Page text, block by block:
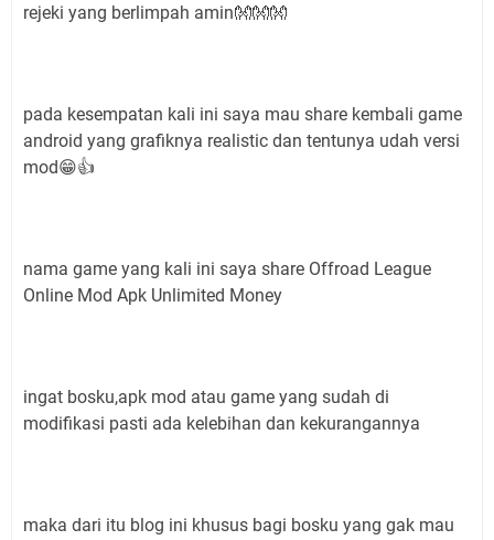
rejeki yang berlimpah amin👐👐👐
pada kesempatan kali ini saya mau share kembali game
android yang grafiknya realistic dan tentunya udah versi
mod😁👍
nama game yang kali ini saya share Offroad League
Online Mod Apk Unlimited Money
ingat bosku,apk mod atau game yang sudah di
modifikasi pasti ada kelebihan dan kekurangannya
maka dari itu blog ini khusus bagi bosku yang gak mau